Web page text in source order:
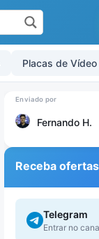
Placas de Vídeo
Fernando H.
Receba
Telegram
Entrar no